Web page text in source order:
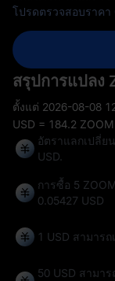
โปรดตรวจสอบราคา
สรุปการแปลง
ตั้งแต่ 2026-08-08
USD = 184.2 ZOOM
อัตราแลกเปลี่ย
USD.
การซื้อ 5
0.05427 USD
1 USD สามารถ
50 USD สามา